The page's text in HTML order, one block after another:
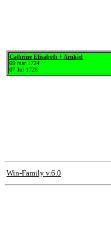
Cathrine Elisabeth † Arnkiel
09 mar 1724
07 Jul 1726
Win-Family v.6.0